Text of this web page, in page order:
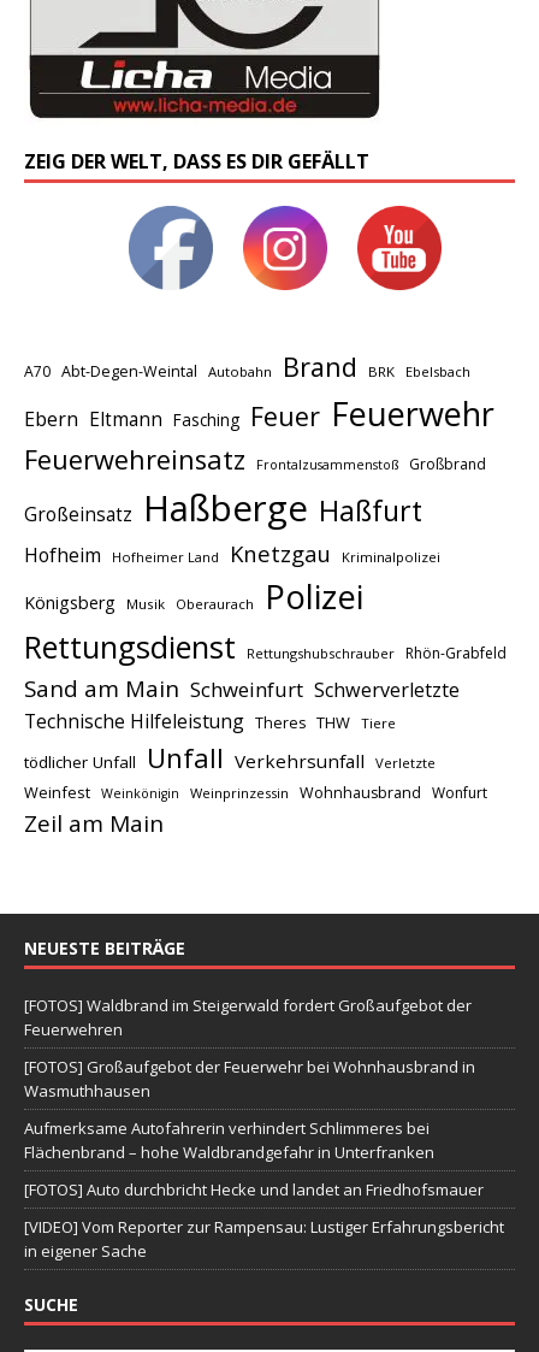
ZEIG DER WELT, DASS ES DIR GEFÄLLT
A70 Abt-Degen-Weintal Autobahn Brand BRK Ebelsbach
Ebern Eltmann Fasching Feuer Feuerwehr
Feuerwehreinsatz Frontalzusammenstoß Großbrand
Großeinsatz Haßberge Haßfurt
Hofheim Hofheimer Land Knetzgau Kriminalpolizei
Königsberg Musik Oberaurach Polizei
Rettungsdienst Rettungshubschrauber Rhön-Grabfeld
Sand am Main Schweinfurt Schwerverletzte
Technische Hilfeleistung Theres THW Tiere
tödlicher Unfall Unfall Verkehrsunfall Verletzte
Weinfest Weinkönigin Weinprinzessin Wohnhausbrand Wonfurt
Zeil am Main
NEUESTE BEITRÄGE
[FOTOS] Waldbrand im Steigerwald fordert Großaufgebot der
Feuerwehren
[FOTOS] Großaufgebot der Feuerwehr bei Wohnhausbrand in
Wasmuthhausen
Aufmerksame Autofahrerin verhindert Schlimmeres bei
Flächenbrand – hohe Waldbrandgefahr in Unterfranken
[FOTOS] Auto durchbricht Hecke und landet an Friedhofsmauer
[VIDEO] Vom Reporter zur Rampensau: Lustiger Erfahrungsbericht
in eigener Sache
SUCHE